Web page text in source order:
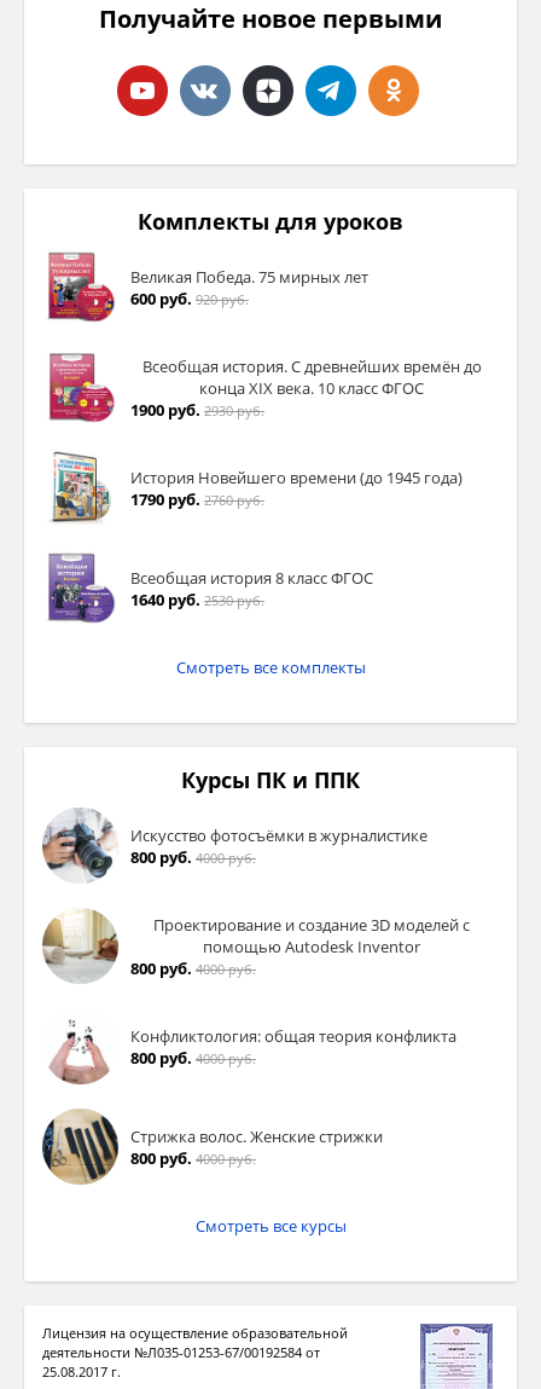
Получайте новое первыми
Комплекты для уроков
Великая Победа. 75 мирных лет
600 руб. 920 руб.
Всеобщая история. С древнейших времён до
конца XIX века. 10 класс ФГОС
1900 руб. 2930 руб.
История Новейшего времени (до 1945 года)
1790 руб. 2760 руб.
Всеобщая история 8 класс ФГОС
1640 руб. 2530 руб.
Смотреть все комплекты
Курсы ПК и ППК
Искусство фотосъёмки в журналистике
800 руб. 4000 руб.
Проектирование и создание 3D моделей с
помощью Autodesk Inventor
800 руб. 4000 руб.
Конфликтология: общая теория конфликта
800 руб. 4000 руб.
Стрижка волос. Женские стрижки
800 руб. 4000 руб.
Смотреть все курсы
Лицензия на осуществление образовательной
деятельности №Л035-01253-67/00192584 от
25.08.2017 г.